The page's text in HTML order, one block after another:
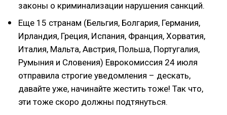
законы о криминализации нарушения санкций.
Еще 15 странам (Бельгия, Болгария, Германия,
Ирландия, Греция, Испания, Франция, Хорватия,
Италия, Мальта, Австрия, Польша, Португалия,
Румыния и Словения) Еврокомиссия 24 июля
отправила строгие уведомления – дескать,
давайте уже, начинайте жестить тоже! Так что,
эти тоже скоро должны подтянуться.